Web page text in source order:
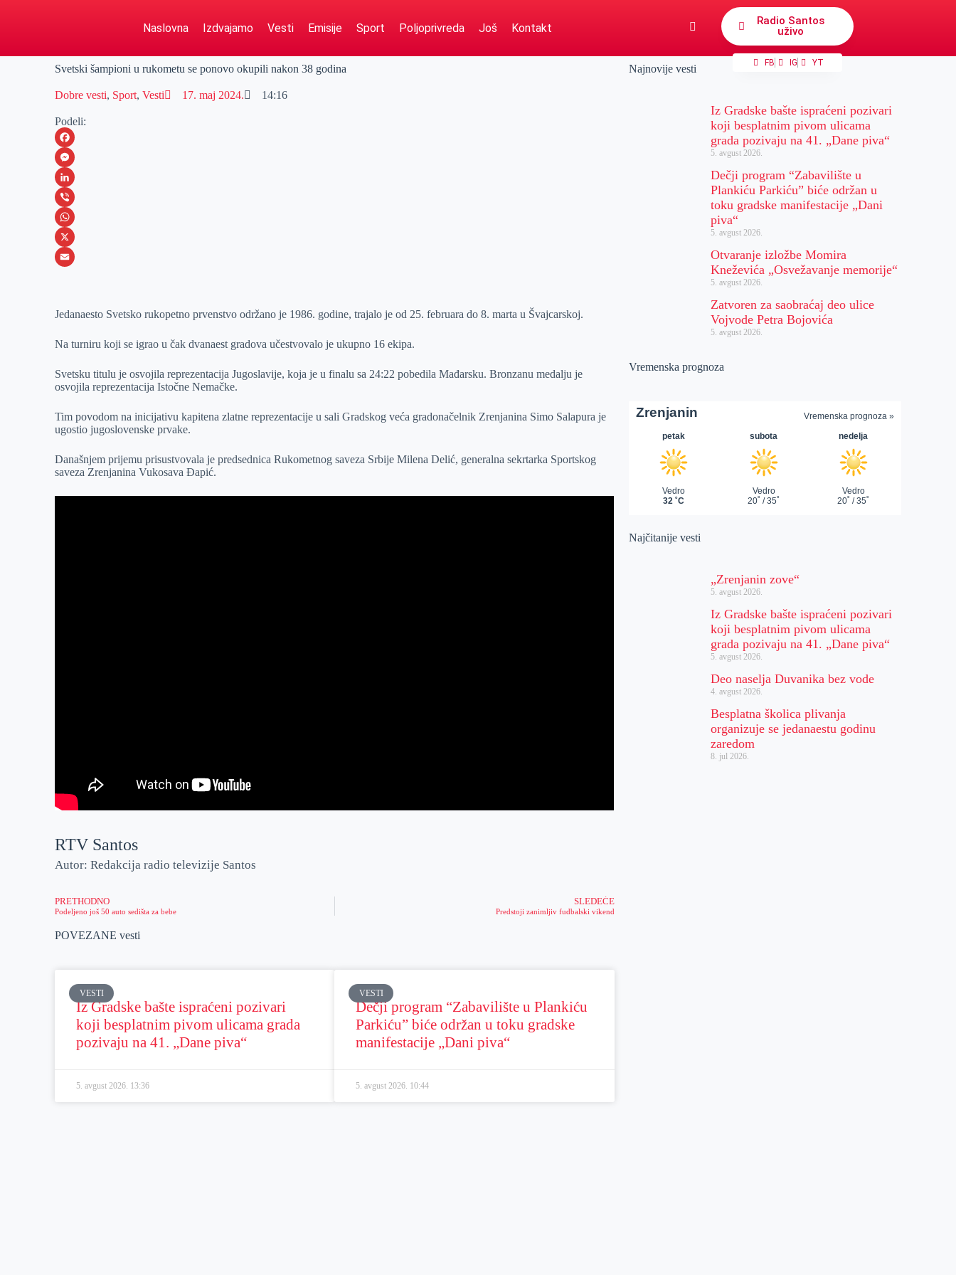
Naslovna Izdvajamo Vesti Emisije Sport Poljoprivreda Još Kontakt
Radio Santos
uživo
FB IG YT
Svetski šampioni u rukometu se ponovo okupili nakon 38 godina
Dobre vesti, Sport,Vesti 17. maj 2024. 14:16
Podeli:
F
a
c
e
b
o
M
e
s
s
e
e
L
i
n
k
I
V
i
b
W
h
s
p
X
a
Jedanaesto Svetsko rukopetno prvenstvo održano je 1986. godine, trajalo je od 25. februara do 8. marta u Švajcarskoj.
Na turniru koji se igrao u čak dvanaest gradova učestvovalo je ukupno 16 ekipa.
Svetsku titulu je osvojila reprezentacija Jugoslavije, koja je u finalu sa 24:22 pobedila Mađarsku. Bronzanu medalju je
osvojila reprezentacija Istočne Nemačke.
Tim povodom na inicijativu kapitena zlatne reprezentacije u sali Gradskog veća gradonačelnik Zrenjanina Simo Salapura je
ugostio jugoslovenske prvake.
Današnjem prijemu prisustvovala je predsednica Rukometnog saveza Srbije Milena Delić, generalna sekrtarka Sportskog
saveza Zrenjanina Vukosava Đapić.
RTV Santos
Autor: Redakcija radio televizije Santos
PRETHODNO
Podeljeno još 50 auto sedišta za bebe
SLEDEĆE
Predstoji zanimljiv fudbalski vikend
POVEZANE vesti
VESTI
Iz Gradske bašte ispraćeni pozivari
koji besplatnim pivom ulicama grada
pozivaju na 41. „Dane piva“
5. avgust 2026. 13:36
VESTI
Dečji program “Zabavilište u Plankiću
Parkiću” biće održan u toku gradske
manifestacije „Dani piva“
5. avgust 2026. 10:44
Najnovije vesti
Iz Gradske bašte ispraćeni pozivari
koji besplatnim pivom ulicama
grada pozivaju na 41. „Dane piva“
5. avgust 2026.
Dečji program “Zabavilište u
Plankiću Parkiću” biće održan u
toku gradske manifestacije „Dani
piva“
5. avgust 2026.
Otvaranje izložbe Momira
Kneževića „Osvežavanje memorije“
5. avgust 2026.
Zatvoren za saobraćaj deo ulice
Vojvode Petra Bojovića
5. avgust 2026.
Vremenska prognoza
Najčitanije vesti
„Zrenjanin zove“
5. avgust 2026.
Iz Gradske bašte ispraćeni pozivari
koji besplatnim pivom ulicama
grada pozivaju na 41. „Dane piva“
5. avgust 2026.
Deo naselja Duvanika bez vode
4. avgust 2026.
Besplatna školica plivanja
organizuje se jedanaestu godinu
zaredom
8. jul 2026.